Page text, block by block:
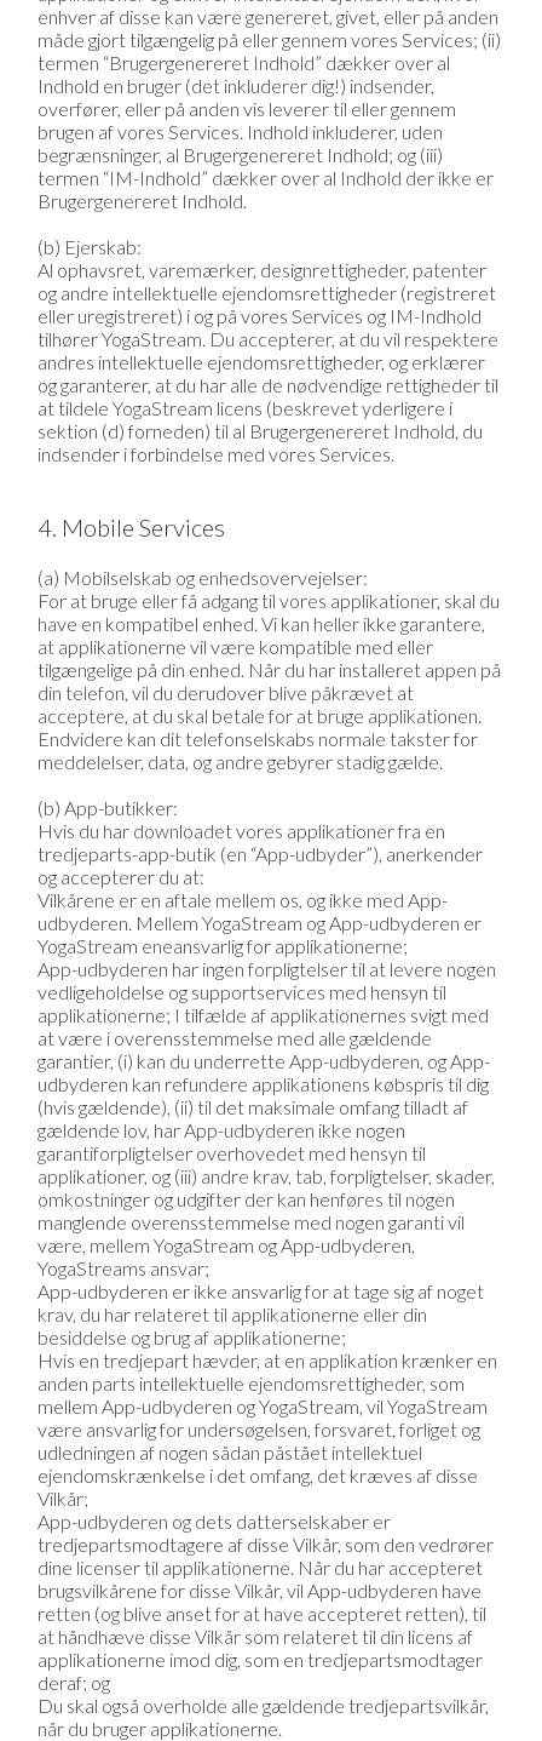
enhver af disse kan være genereret, givet, eller på anden
måde gjort tilgængelig på eller gennem vores Services; (ii)
termen “Brugergenereret Indhold” dækker over al
Indhold en bruger (det inkluderer dig!) indsender,
overfører, eller på anden vis leverer til eller gennem
brugen af vores Services. Indhold inkluderer, uden
begrænsninger, al Brugergenereret Indhold; og (iii)
termen “IM-Indhold” dækker over al Indhold der ikke er
Brugergenereret Indhold.
(b) Ejerskab:
Al ophavsret, varemærker, designrettigheder, patenter
og andre intellektuelle ejendomsrettigheder (registreret
eller uregistreret) i og på vores Services og IM-Indhold
tilhører YogaStream. Du accepterer, at du vil respektere
andres intellektuelle ejendomsrettigheder, og erklærer
og garanterer, at du har alle de nødvendige rettigheder til
at tildele YogaStream licens (beskrevet yderligere i
sektion (d) forneden) til al Brugergenereret Indhold, du
indsender i forbindelse med vores Services.
4. Mobile Services
(a) Mobilselskab og enhedsovervejelser:
For at bruge eller få adgang til vores applikationer, skal du
have en kompatibel enhed. Vi kan heller ikke garantere,
at applikationerne vil være kompatible med eller
tilgængelige på din enhed. Når du har installeret appen på
din telefon, vil du derudover blive påkrævet at
acceptere, at du skal betale for at bruge applikationen.
Endvidere kan dit telefonselskabs normale takster for
meddelelser, data, og andre gebyrer stadig gælde.
(b) App-butikker:
Hvis du har downloadet vores applikationer fra en
tredjeparts-app-butik (en “App-udbyder”), anerkender
og accepterer du at:
Vilkårene er en aftale mellem os, og ikke med App-
udbyderen. Mellem YogaStream og App-udbyderen er
YogaStream eneansvarlig for applikationerne;
App-udbyderen har ingen forpligtelser til at levere nogen
vedligeholdelse og supportservices med hensyn til
applikationerne; I tilfælde af applikationernes svigt med
at være i overensstemmelse med alle gældende
garantier, (i) kan du underrette App-udbyderen, og App-
udbyderen kan refundere applikationens købspris til dig
(hvis gældende), (ii) til det maksimale omfang tilladt af
gældende lov, har App-udbyderen ikke nogen
garantiforpligtelser overhovedet med hensyn til
applikationer, og (iii) andre krav, tab, forpligtelser, skader,
omkostninger og udgifter der kan henføres til nogen
manglende overensstemmelse med nogen garanti vil
være, mellem YogaStream og App-udbyderen,
YogaStreams ansvar;
App-udbyderen er ikke ansvarlig for at tage sig af noget
krav, du har relateret til applikationerne eller din
besiddelse og brug af applikationerne;
Hvis en tredjepart hævder, at en applikation krænker en
anden parts intellektuelle ejendomsrettigheder, som
mellem App-udbyderen og YogaStream, vil YogaStream
være ansvarlig for undersøgelsen, forsvaret, forliget og
udledningen af nogen sådan påstået intellektuel
ejendomskrænkelse i det omfang, det kræves af disse
Vilkår;
App-udbyderen og dets datterselskaber er
tredjepartsmodtagere af disse Vilkår, som den vedrører
dine licenser til applikationerne. Når du har accepteret
brugsvilkårene for disse Vilkår, vil App-udbyderen have
retten (og blive anset for at have accepteret retten), til
at håndhæve disse Vilkår som relateret til din licens af
applikationerne imod dig, som en tredjepartsmodtager
deraf; og
Du skal også overholde alle gældende tredjepartsvilkår,
når du bruger applikationerne.